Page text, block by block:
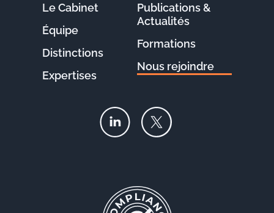
Le Cabinet
Équipe
Distinctions
Expertises
Publications &
Actualités
Formations
Nous rejoindre